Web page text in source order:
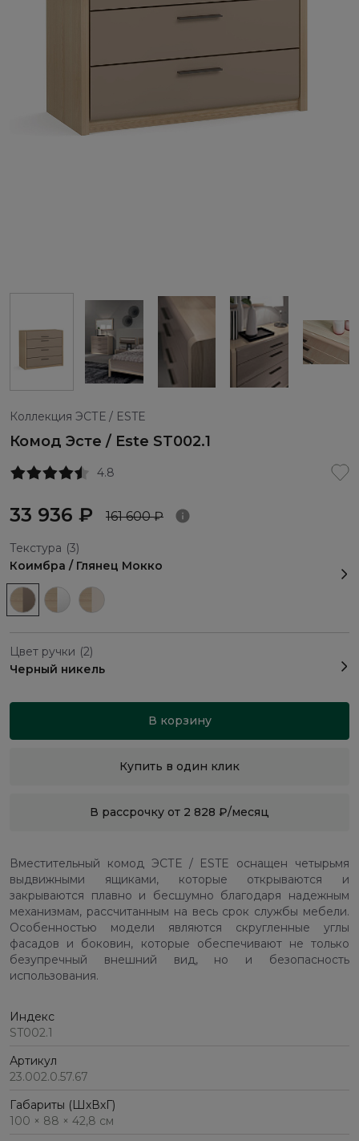
Коллекция ЭСТЕ / ESTE
Комод Эсте / Este ST002.1
4.8
33 936 ₽ 161 600 ₽
Текстура (3)
Коимбра / Глянец Мокко
Цвет ручки (2)
Черный никель
В корзину
Купить в один клик
В рассрочку от 2 828 ₽/месяц
Вместительный комод ЭСТЕ / ESTE оснащен четырьмя
выдвижными ящиками, которые открываются и
закрываются плавно и бесшумно благодаря надежным
механизмам, рассчитанным на весь срок службы мебели.
Особенностью модели являются скругленные углы
фасадов и боковин, которые обеспечивают не только
безупречный внешний вид, но и безопасность
использования.
Индекс
ST002.1
Артикул
23.002.0.57.67
Габариты (ШхВхГ)
100 × 88 × 42,8 см